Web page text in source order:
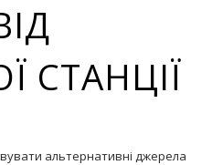
СТАНЦІЇ
альтернативні джерела